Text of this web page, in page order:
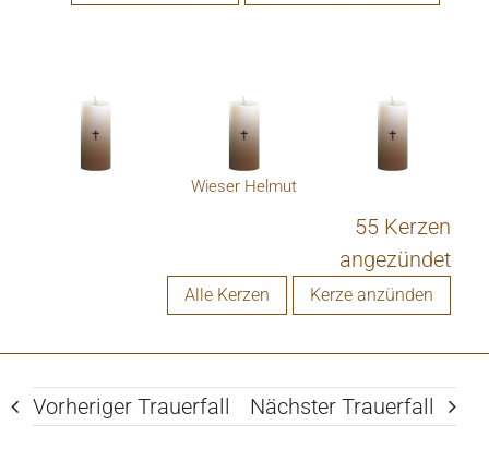
Wieser Helmut
55 Kerzen
angezündet
Alle Kerzen Kerze anzünden
Vorheriger Trauerfall Nächster Trauerfall